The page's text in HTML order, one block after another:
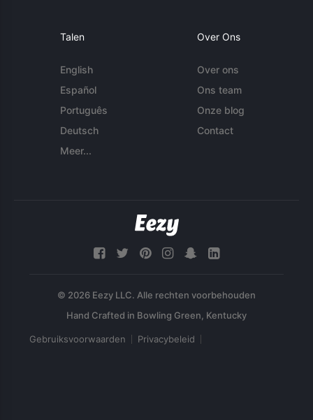
Talen
English
Español
Português
Deutsch
Meer...
Over Ons
Over ons
Ons team
Onze blog
Contact
© 2026 Eezy LLC. Alle rechten voorbehouden
Gebruiksvoorwaarden Privacybeleid